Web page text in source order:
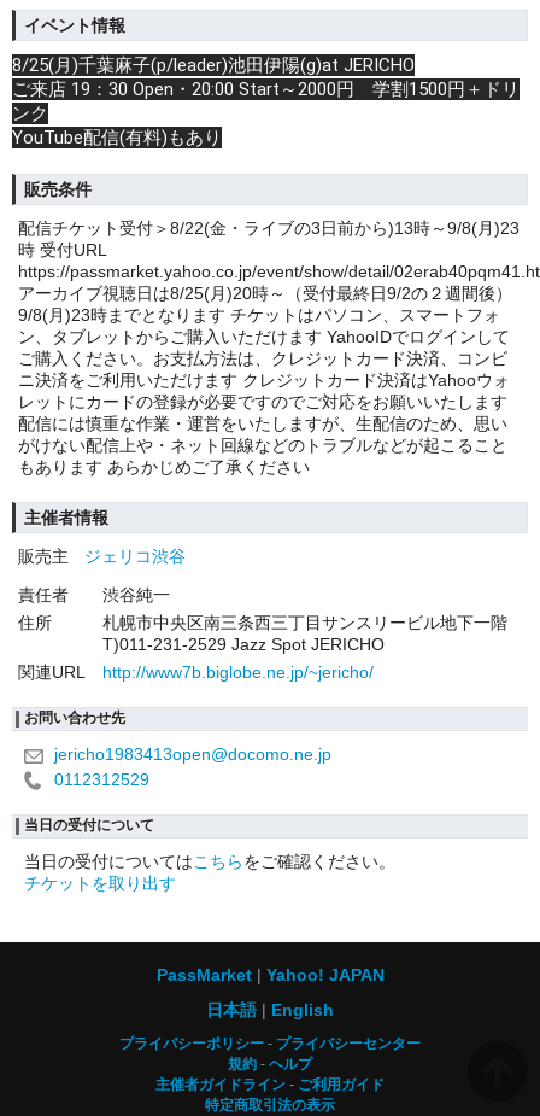
イベント情報
8/25(月)千葉麻子(p/leader)池田伊陽(g)at JERICHO
ご来店 19：30 Open・20:00 Start～2000円 学割1500円＋ドリ
ンク
YouTube配信(有料)もあり
販売条件
配信チケット受付＞8/22(金・ライブの3日前から)13時～9/8(月)23
時 受付URL
https://passmarket.yahoo.co.jp/event/show/detail/
アーカイブ視聴日は8/25(月)20時～（受付最終日9/2の２週間後）
9/8(月)23時までとなります チケットはパソコン、スマートフォ
ン、タブレットからご購入いただけます YahooIDでログインして
ご購入ください。お支払方法は、クレジットカード決済、コンビ
ニ決済をご利用いただけます クレジットカード決済はYahooウォ
レットにカードの登録が必要ですのでご対応をお願いいたします
配信には慎重な作業・運営をいたしますが、生配信のため、思い
がけない配信上や・ネット回線などのトラブルなどが起こること
もあります あらかじめご了承ください
主催者情報
販売主
ジェリコ渋谷
責任者
渋谷純一
住所
札幌市中央区南三条西三丁目サンスリービル地下一階
T)011-231-2529 Jazz Spot JERICHO
関連URL
http://www7b.biglobe.ne.jp/~jericho/
お問い合わせ先
jericho1983413open@docomo.ne.jp
0112312529
当日の受付について
当日の受付についてはこちらをご確認ください。
チケットを取り出す
PassMarket
Yahoo! JAPAN
日本語
English
プライバシーポリシー
プライバシーセンター
規約
ヘルプ
主催者ガイドライン
ご利用ガイド
特定商取引法の表示